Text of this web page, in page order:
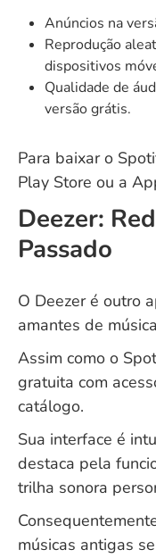
Anúncios na
Reprodução
dispositivos
Qualidade de
versão grátis.
Para baixar o
Play Store ou a
Deezer:
Passado
O Deezer é outro
amantes de
Assim como o
gratuita com
catálogo.
Sua interface é
destaca pela
trilha sonora
músicas antigas